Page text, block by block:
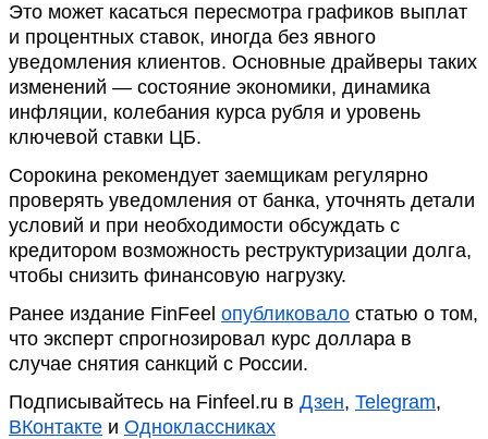
Это может касаться пересмотра графиков выплат
и процентных ставок, иногда без явного
уведомления клиентов. Основные драйверы таких
изменений — состояние экономики, динамика
инфляции, колебания курса рубля и уровень
ключевой ставки ЦБ.
Сорокина рекомендует заемщикам регулярно
проверять уведомления от банка, уточнять детали
условий и при необходимости обсуждать с
кредитором возможность реструктуризации долга,
чтобы снизить финансовую нагрузку.
Ранее издание FinFeel опубликовало статью о том,
что эксперт спрогнозировал курс доллара в
случае снятия санкций с России.
Подписывайтесь на Finfeel.ru в Дзен, Telegram,
ВКонтакте и Одноклассниках